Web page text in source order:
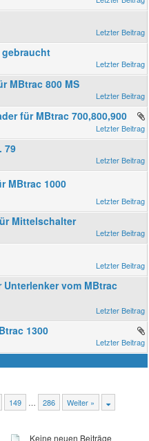
gebraucht
MBtrac 800 MS
für MBtrac 700,800,900
79
MBtrac 1000
Mittelschalter
vom MBtrac
1300
149 … 286 Weiter »
Keine neuen Beiträge